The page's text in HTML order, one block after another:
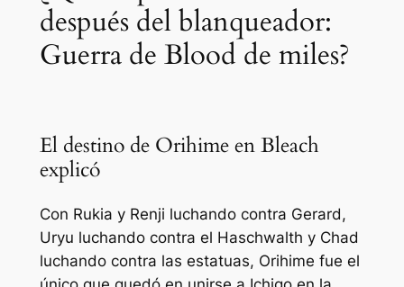
después del blanqueador:
Guerra de Blood de miles?
El destino de Orihime en Bleach
explicó
Con Rukia y Renji luchando contra Gerard,
Uryu luchando contra el Haschwalth y Chad
luchando contra las estatuas, Orihime fue el